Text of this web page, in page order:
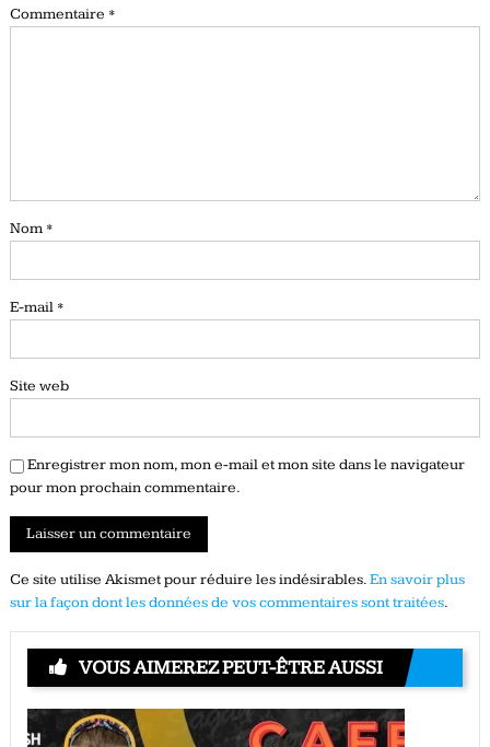
Commentaire *
Nom *
E-mail *
Site web
Enregistrer mon nom, mon e-mail et mon site dans le navigateur
pour mon prochain commentaire.
Ce site utilise Akismet pour réduire les indésirables.En savoir plus
sur la façon dont les données de vos commentaires sont traitées.
VOUS AIMEREZ PEUT-ÊTRE AUSSI